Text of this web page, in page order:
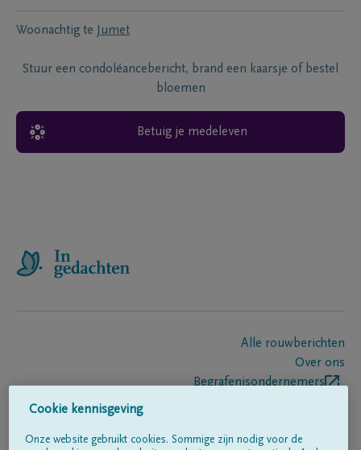
Woonachtig te Jumet
Stuur een condoléancebericht, brand een kaarsje of bestel
bloemen
Betuig je medeleven
Alle rouwberichten
Over ons
Begrafenisondernemers
Cookie kennisgeving
Onze website gebruikt cookies. Sommige zijn nodig voor de